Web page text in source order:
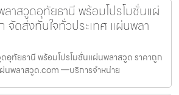
าสวูดอุทัยธานี พร้อมโปรโมชั่นแผ่
จัดส่งทันใจทั่วประเทศ แผ่นพลา
อุทัยธานี พร้อมโปรโมชั่นแผ่นพลาสวูด ราคาถูก
นพลาสวูด.com —บริการจำหน่าย